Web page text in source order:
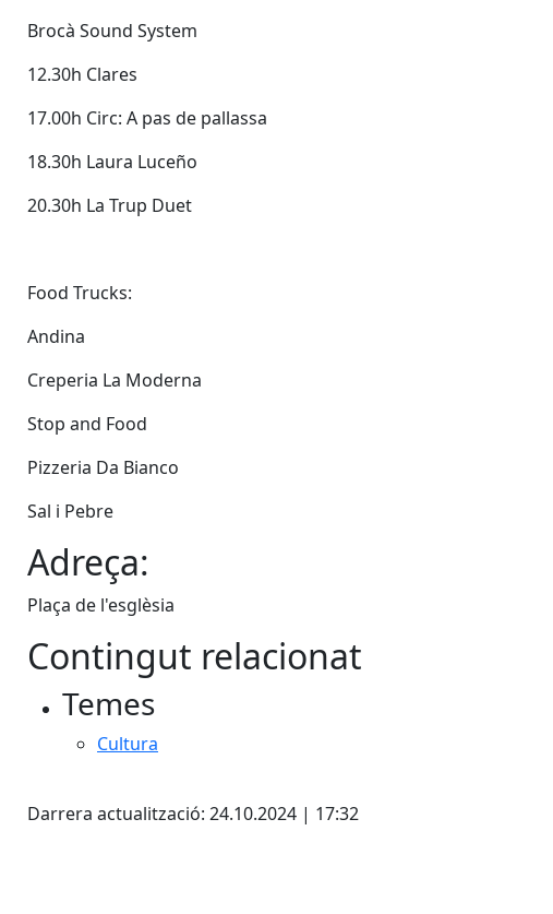
Brocà Sound System
12.30h Clares
17.00h Circ: A pas de pallassa
18.30h Laura Luceño
20.30h La Trup Duet
Food Trucks:
Andina
Creperia La Moderna
Stop and Food
Pizzeria Da Bianco
Sal i Pebre
Adreça:
Plaça de l'esglèsia
Contingut relacionat
Temes
Cultura
Darrera actualització: 24.10.2024 | 17:32